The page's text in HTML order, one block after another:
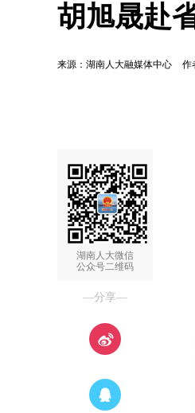
胡旭晟赴
来源：湖南人大融媒体中心 作
湖南人大微信
公众号二维码
—分享—